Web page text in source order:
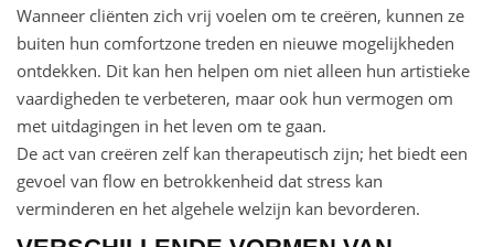
Wanneer cliënten zich vrij voelen om te creëren, kunnen ze
buiten hun comfortzone treden en nieuwe mogelijkheden
ontdekken. Dit kan hen helpen om niet alleen hun artistieke
vaardigheden te verbeteren, maar ook hun vermogen om
met uitdagingen in het leven om te gaan.
De act van creëren zelf kan therapeutisch zijn; het biedt een
gevoel van flow en betrokkenheid dat stress kan
verminderen en het algehele welzijn kan bevorderen.